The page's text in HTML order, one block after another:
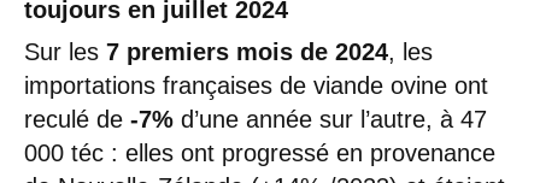
toujours en juillet 2024
Sur les 7 premiers mois de 2024, les
importations françaises de viande ovine ont
reculé de -7% d’une année sur l’autre, à 47
000 téc : elles ont progressé en provenance